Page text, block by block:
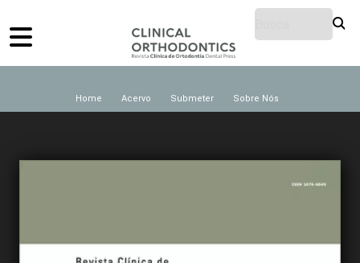
Home Acervo Submeter Sobre Nós